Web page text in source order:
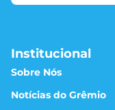
Institucional
Sobre Nós
Notícias do Grêmio